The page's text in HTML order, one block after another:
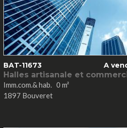
BAT-11673 A
Halles artisanale et
Imm.com.& hab. 0 m²
1897 Bouveret